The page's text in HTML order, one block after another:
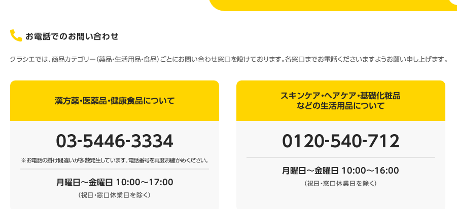
お電話でのお問い合わせ
クラシエでは、商品カテゴリー（薬品・生活用品・食品）ごとにお問い合わせ窓口を設けております。各窓口までお電話くださいますようお願い申し上げます。
漢方薬・医薬品・健康食品について
03‐5446‐3334
※お電話の掛け間違いが多数発生しています。電話番号を再度お確かめください。
月曜日～金曜日 10:00～17:00
（祝日・窓口休業日を除く）
スキンケア・ヘアケア・基礎化粧品
などの生活用品について
0120‐540‐712
月曜日～金曜日 10:00～16:00
（祝日・窓口休業日を除く）